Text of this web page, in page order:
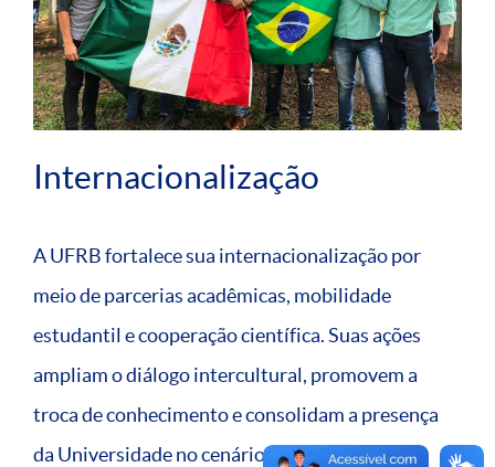
Internacionalização
A UFRB fortalece sua internacionalização por
meio de parcerias acadêmicas, mobilidade
estudantil e cooperação científica. Suas ações
ampliam o diálogo intercultural, promovem a
troca de conhecimento e consolidam a presença
da Universidade no cenário global.